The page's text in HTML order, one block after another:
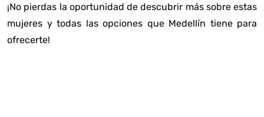
¡No pierdas la oportunidad de descubrir más sobre estas
mujeres y todas las opciones que Medellín tiene para
ofrecerte!